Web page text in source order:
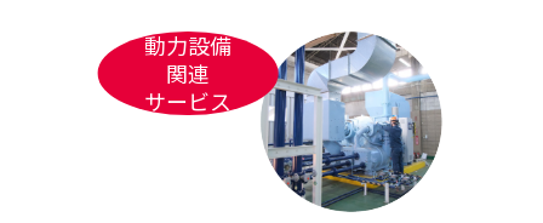
動力設備
関連
サービス